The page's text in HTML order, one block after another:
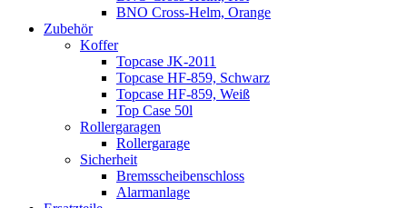
BNO Cross-Helm, Orange
Zubehör
Koffer
Topcase JK-2011
Topcase HF-859, Schwarz
Topcase HF-859, Weiß
Top Case 50l
Rollergaragen
Rollergarage
Sicherheit
Bremsscheibenschloss
Alarmanlage